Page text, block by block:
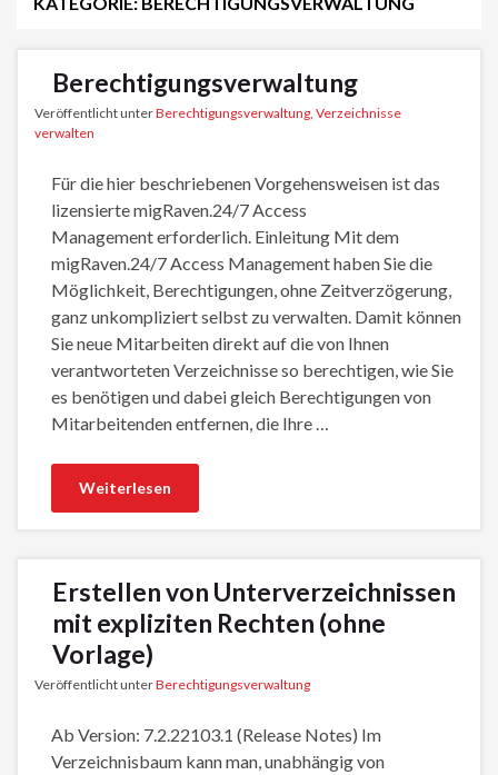
Berechtigungsverwaltung
Veröffentlicht unterBerechtigungsverwaltung Verzeichnisse
verwalten
Für die hier beschriebenen Vorgehensweisen ist das
lizensierte migRaven.24/7 Access
Management erforderlich. Einleitung Mit dem
migRaven.24/7 Access Management haben Sie die
Möglichkeit, Berechtigungen, ohne Zeitverzögerung,
ganz unkompliziert selbst zu verwalten. Damit können
Sie neue Mitarbeiten direkt auf die von Ihnen
verantworteten Verzeichnisse so berechtigen, wie Sie
es benötigen und dabei gleich Berechtigungen von
Mitarbeitenden entfernen, die Ihre …
Weiterlesen
Erstellen von Unterverzeichnissen
mit expliziten Rechten (ohne
Vorlage)
Veröffentlicht unterBerechtigungsverwaltung
Ab Version: 7.2.22103.1 (Release Notes) Im
Verzeichnisbaum kann man, unabhängig von